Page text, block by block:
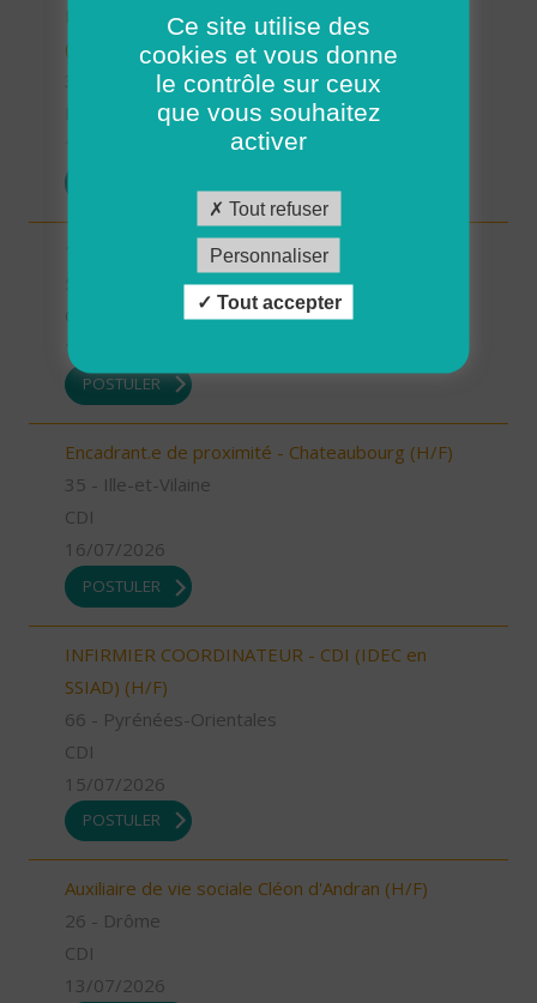
INTERVENANT.E A DOMICILE - VAL COUESNON
(H/F)
35 - Ille-et-Vilaine
Possibilité de CDI ou CDD
1 Auxiliaire de vie de nuit (H/F)
16/07/2026
POSTULER
Encadrant.e de proximité - Chateaubourg (H/F)
35 - Ille-et-Vilaine
CDI
16/07/2026
POSTULER
INFIRMIER COORDINATEUR - CDI (IDEC en
SSIAD) (H/F)
66 - Pyrénées-Orientales
CDI
15/07/2026
POSTULER
Auxiliaire de vie sociale Cléon d'Andran (H/F)
26 - Drôme
CDI
13/07/2026
Ce site utilise des
cookies et vous donne
le contrôle sur ceux
que vous souhaitez
activer
Tout refuser
Personnaliser
Tout accepter